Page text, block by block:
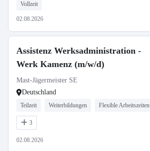
Vollzeit
02.08.2026
Assistenz Werksadministration -
Werk Kamenz (m/w/d)
Mast-Jägermeister SE
Deutschland
Teilzeit Weiterbildungen Flexible Arbeitszeiten
3
02.08.2026